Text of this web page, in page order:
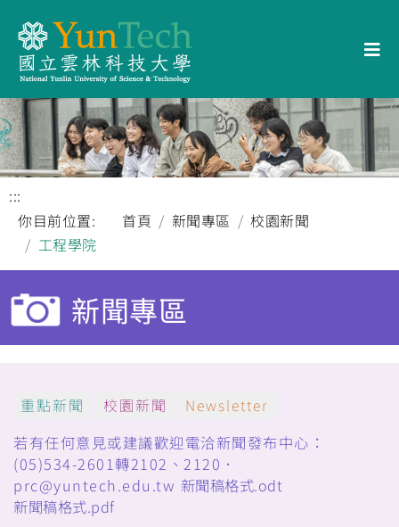
:::
你目前位置:
首頁 新聞專區
校園新聞
工程學院
新聞專區
重點新聞 校園新聞
Newsletter
若有任何意見或建議歡迎電洽新聞發布中心：
(05)534-2601轉2102、2120．
prc@yuntech.edu.tw 新聞稿格式.odt
新聞稿格式.pdf